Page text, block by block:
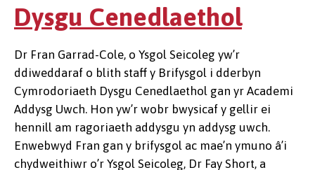
Dysgu Cenedlaethol
Dr Fran Garrad-Cole, o Ysgol Seicoleg yw’r
ddiweddaraf o blith staff y Brifysgol i dderbyn
Cymrodoriaeth Dysgu Cenedlaethol gan yr Academi
Addysg Uwch. Hon yw’r wobr bwysicaf y gellir ei
hennill am ragoriaeth addysgu yn addysg uwch.
Enwebwyd Fran gan y brifysgol ac mae’n ymuno â’i
chydweithiwr o’r Ysgol Seicoleg, Dr Fay Short, a